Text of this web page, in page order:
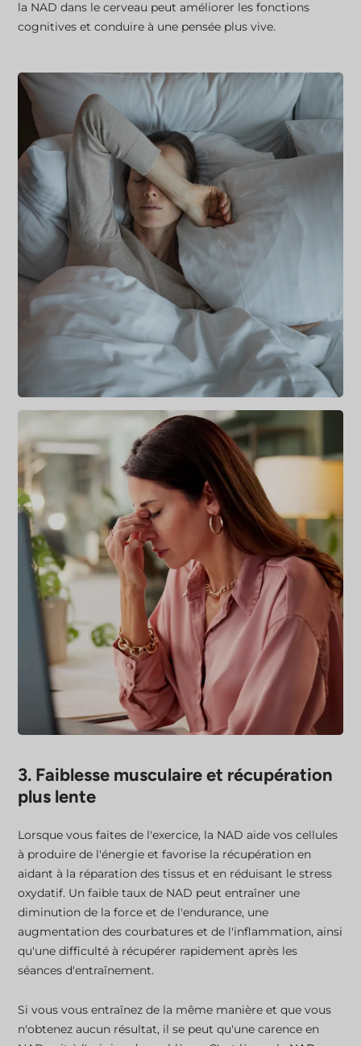
la NAD dans le cerveau peut améliorer les fonctions
cognitives et conduire à une pensée plus vive.
3. Faiblesse musculaire et récupération
plus lente
Lorsque vous faites de l'exercice, la NAD aide vos cellules
à produire de l'énergie et favorise la récupération en
aidant à la réparation des tissus et en réduisant le stress
oxydatif. Un faible taux de NAD peut entraîner une
diminution de la force et de l'endurance, une
augmentation des courbatures et de l'inflammation, ainsi
qu'une difficulté à récupérer rapidement après les
séances d'entraînement.
Si vous vous entraînez de la même manière et que vous
n'obtenez aucun résultat, il se peut qu'une carence en